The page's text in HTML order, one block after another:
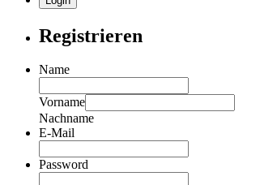
Registrieren
Name
Vorname
Nachname
E-Mail
Password